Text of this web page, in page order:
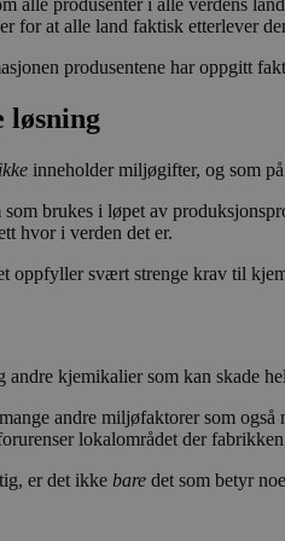
alle produsenter i alle verdens
for at alle land faktisk etterlever
produsentene har oppgitt
løsning
ikke inneholder miljøgifter, og som
brukes i løpet av
hvor i verden det er.
oppfyller svært strenge krav til
kjemikalier som kan skade
andre miljøfaktorer som
lokalområdet der
er det ikke bare det som betyr
_hjid
Hotjar Ltd
.svanemerket.no
_ga
.svanemerket.no
YSC
Google LLC
iutk